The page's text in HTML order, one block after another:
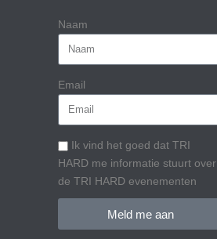
Naam
Email
Ik vind het goed dat TRI
HARD me informatie stuurt over
de TRI HARD evenementen
Meld me aan